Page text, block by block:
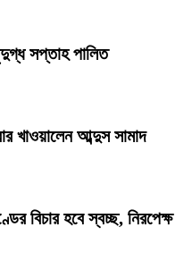
সপ্তাহ পালিত
খাওয়ালেন আব্দুস সামাদ
বিচার হবে স্বচ্ছ, নিরপেক্ষ